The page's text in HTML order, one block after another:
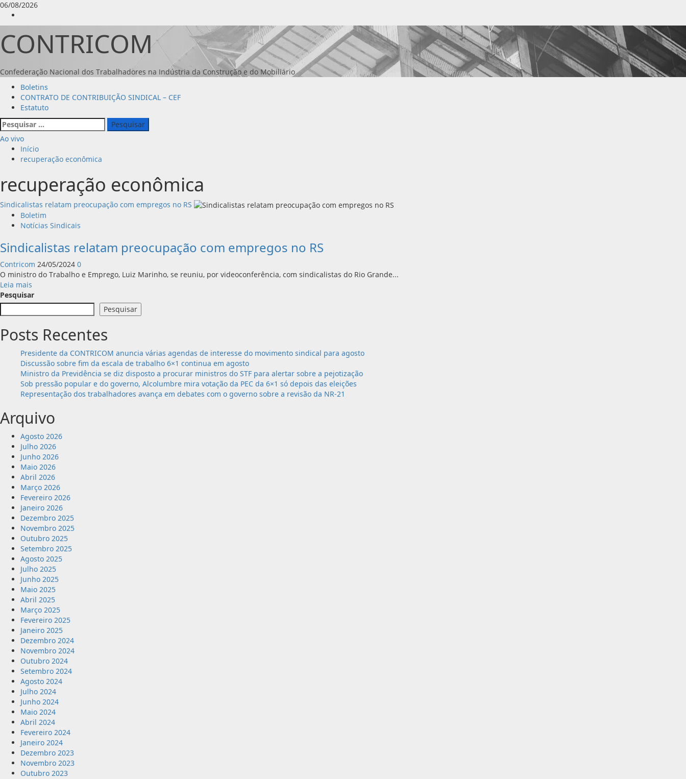
Avançar
para
o
conteúdo
06/08/2026
CONTRICOM
Confederação Nacional dos Trabalhadores na Indústria da Construção e do Mobiliário
Menu
principal
Boletins
CONTRATO DE CONTRIBUIÇÃO SINDICAL – CEF
Estatuto
Pesquisar
por:
Ao vivo
Início
recuperação econômica
recuperação econômica
Sindicalistas relatam preocupação com empregos no RS
Boletim
Notícias Sindicais
Sindicalistas relatam preocupação com empregos no RS
Contricom 24/05/2024 0
O ministro do Trabalho e Emprego, Luiz Marinho, se reuniu, por videoconferência, com sindicalistas do Rio Grande...
Leia mais
mais
sobre
Sindicalistas
preocupação
empregos
no
RS
Pesquisar
Pesquisar
Posts Recentes
Presidente da CONTRICOM anuncia várias agendas de interesse do movimento sindical para agosto
Discussão sobre fim da escala de trabalho 6×1 continua em agosto
Ministro da Previdência se diz disposto a procurar ministros do STF para alertar sobre a pejotização
Sob pressão popular e do governo, Alcolumbre mira votação da PEC da 6×1 só depois das eleições
Representação dos trabalhadores avança em debates com o governo sobre a revisão da NR-21
Arquivo
Agosto 2026
Julho 2026
Junho 2026
Maio 2026
Abril 2026
Março 2026
Fevereiro 2026
Janeiro 2026
Dezembro 2025
Novembro 2025
Outubro 2025
Setembro 2025
Agosto 2025
Julho 2025
Junho 2025
Maio 2025
Abril 2025
Março 2025
Fevereiro 2025
Janeiro 2025
Dezembro 2024
Novembro 2024
Outubro 2024
Setembro 2024
Agosto 2024
Julho 2024
Junho 2024
Maio 2024
Abril 2024
Fevereiro 2024
Janeiro 2024
Dezembro 2023
Novembro 2023
Outubro 2023